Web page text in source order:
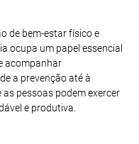
de bem-estar físico e
ocupa um papel essencial
acompanhar
a prevenção até à
pessoas podem exercer
e produtiva.